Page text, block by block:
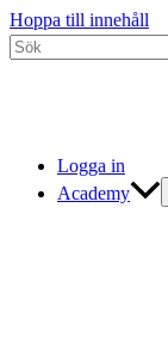
Hoppa till innehåll
Logga in
Academy